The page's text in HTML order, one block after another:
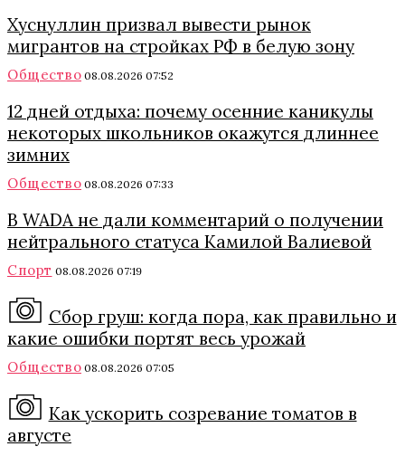
Хуснуллин призвал вывести рынок
мигрантов на стройках РФ в белую зону
Общество 08.08.2026 07:52
12 дней отдыха: почему осенние каникулы
некоторых школьников окажутся длиннее
зимних
Общество 08.08.2026 07:33
В WADA не дали комментарий о получении
нейтрального статуса Камилой Валиевой
Спорт 08.08.2026 07:19
Сбор груш: когда пора, как правильно и
какие ошибки портят весь урожай
Общество 08.08.2026 07:05
Как ускорить созревание томатов в
августе